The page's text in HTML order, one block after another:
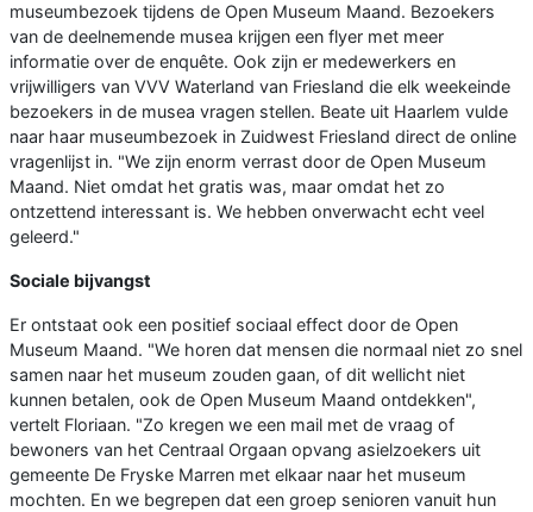
museumbezoek tijdens de Open Museum Maand. Bezoekers
van de deelnemende musea krijgen een flyer met meer
informatie over de enquête. Ook zijn er medewerkers en
vrijwilligers van VVV Waterland van Friesland die elk weekeinde
bezoekers in de musea vragen stellen. Beate uit Haarlem vulde
naar haar museumbezoek in Zuidwest Friesland direct de online
vragenlijst in. "We zijn enorm verrast door de Open Museum
Maand. Niet omdat het gratis was, maar omdat het zo
ontzettend interessant is. We hebben onverwacht echt veel
geleerd."
Sociale bijvangst
Er ontstaat ook een positief sociaal effect door de Open
Museum Maand. "We horen dat mensen die normaal niet zo snel
samen naar het museum zouden gaan, of dit wellicht niet
kunnen betalen, ook de Open Museum Maand ontdekken",
vertelt Floriaan. "Zo kregen we een mail met de vraag of
bewoners van het Centraal Orgaan opvang asielzoekers uit
gemeente De Fryske Marren met elkaar naar het museum
mochten. En we begrepen dat een groep senioren vanuit hun